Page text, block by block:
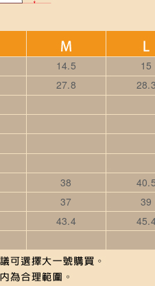
14.5
15
27.8
38
37
39
43.4